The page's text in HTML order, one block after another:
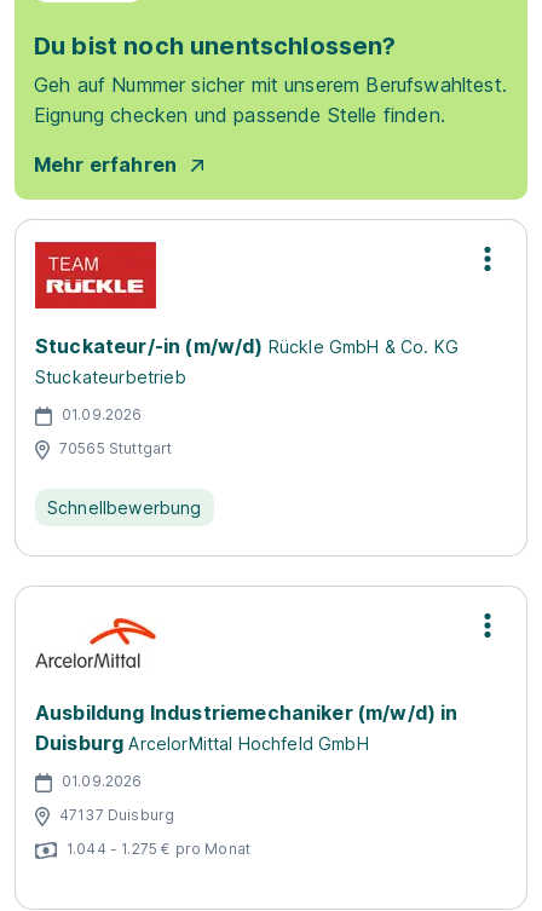
Du bist noch unentschlossen?
Geh auf Nummer sicher mit unserem Berufswahltest.
Eignung checken und passende Stelle finden.
Mehr erfahren
Stuckateur/-in (m/w/d) Rückle GmbH & Co. KG
Stuckateurbetrieb
01.09.2026
70565 Stuttgart
Schnellbewerbung
Ausbildung Industriemechaniker (m/w/d) in
Duisburg ArcelorMittal Hochfeld GmbH
01.09.2026
47137 Duisburg
1.044 - 1.275 € pro Monat